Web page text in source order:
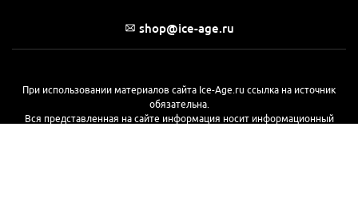
shop@ice-age.ru
При использовании материалов сайта Ice-Age.ru ссылка на источник
обязательна.
Вся представленная на сайте информация носит информационный